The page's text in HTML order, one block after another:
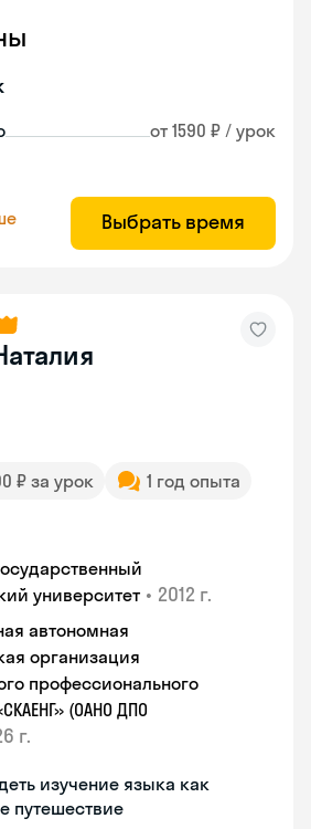
от 1590 ₽ / урок
Выбрать время
₽ за урок
1 год опыта
университет • 2012 г.
автономная
организация
профессионального
(ОАНО ДПО
г.
изучение языка как
путешествие